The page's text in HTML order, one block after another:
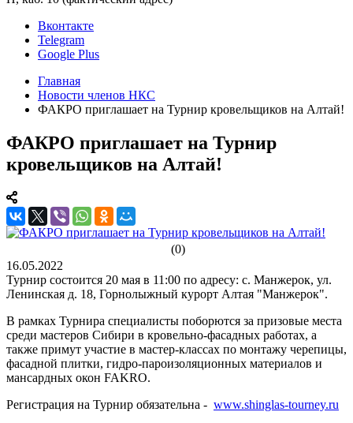
Вконтакте
Telegram
Google Plus
Главная
Новости членов НКС
ФАКРО приглашает на Турнир кровельщиков на Алтай!
ФАКРО приглашает на Турнир
кровельщиков на Алтай!
(0)
16.05.2022
Турнир состоится 20 мая в 11:00 по адресу: с. Манжерок, ул.
Ленинская д. 18, Горнолыжный курорт Алтая "Манжерок".
В рамках Турнира специалисты поборются за призовые места
среди мастеров Сибири в кровельно-фасадных работах, а
также примут участие в мастер-классах по монтажу черепицы,
фасадной плитки, гидро-пароизоляционных материалов и
мансардных окон FAKRO.
Регистрация на Турнир обязательна - www.shinglas-tourney.ru